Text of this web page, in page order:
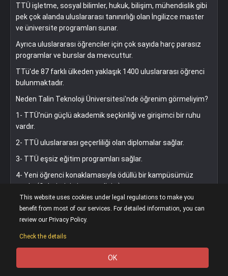
TTÜ işletme, sosyal bilimler, hukuk, bilişim, mühendislik gibi
pek çok alanda uluslararası tanınırlığı olan İngilizce master
ve üniversite programları sunar.
Ayrıca uluslararası öğrenciler için çok sayıda harç parasız
programlar ve burslar da mevcuttur.
TTü'de 87 farklı ülkeden yaklaşık 1400 uluslararası öğrenci
bulunmaktadır.
Neden Talin Teknoloji Üniversitesi'nde öğrenim görmeliyim?
1- TTÜ'nün güçlü akademik seçkinliği ve girişimci bir ruhu
vardır.
2- TTÜ uluslararası geçerliliği olan diplomalar sağlar.
3- TTÜ eşsiz eğitim programları sağlar.
4- Yeni öğrenci konaklamasıyla ödüllü bir kampüsümüz
vardır. (Galerimizi ziyaret ediniz.)
5- TTÜ maceralı bir öğrencilik hayatı sağlar.
6- Geniş çapta yurtdışı eğitim fırsatlarımız ve uluslararası
7- TTÜ Microsofti Skype, Samsung gibi endüstride kilit rol
oynayanlarıyla işbirliği içindedir.
This website uses cookies under legal regulations to make you
benefit from most of our services. For detailed information, you can
review our Privacy Policy.
Check the details
OK